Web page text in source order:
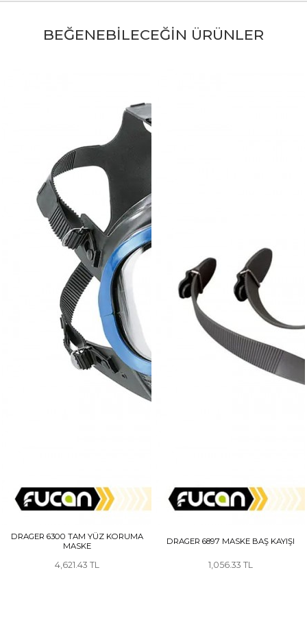
BEĞENEBİLECEĞİN ÜRÜNLER
DRAGER 6300 TAM YÜZ KORUMA
MASKE
4,621.43
DRAGER 6897 MASKE BAŞ KAYIŞI
1,056.33